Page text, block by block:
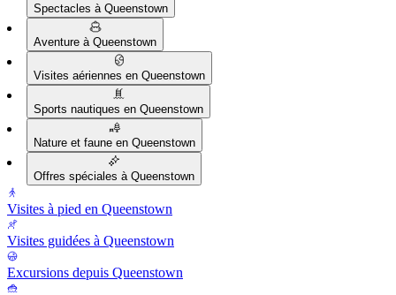
Spectacles à Queenstown
Aventure à Queenstown
Visites aériennes en Queenstown
Sports nautiques en Queenstown
Nature et faune en Queenstown
Offres spéciales à Queenstown
Visites à pied en Queenstown
Visites guidées à Queenstown
Excursions depuis Queenstown